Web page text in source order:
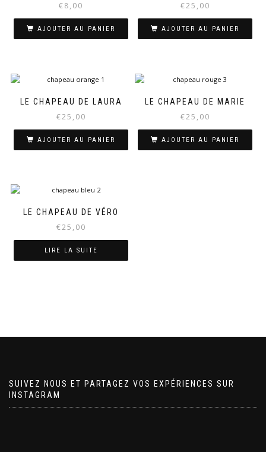
€8,00
AJOUTER AU PANIER
€25,00
AJOUTER AU PANIER
LE CHAPEAU DE LAURA
€25,00
AJOUTER AU PANIER
LE CHAPEAU DE MARIE
€25,00
AJOUTER AU PANIER
LE CHAPEAU DE VÉRO
€25,00
LIRE LA SUITE
SUIVEZ NOUS ET PARTAGEZ VOS EXPÉRIENCES SUR
INSTAGRAM